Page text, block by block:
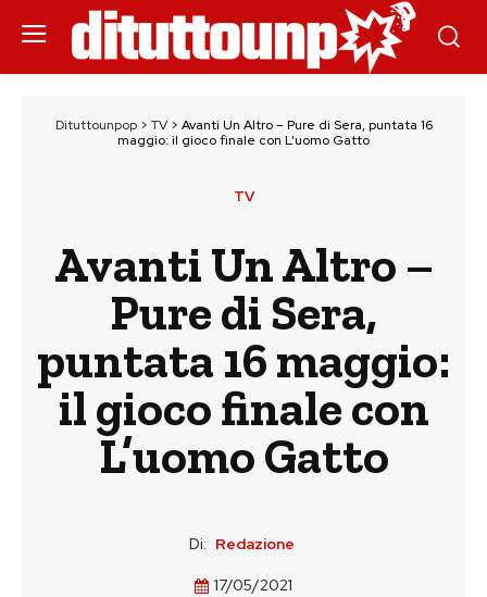
Dituttounpop> TV> Avanti Un Altro – Pure di Sera, puntata 16
maggio: il gioco finale con L’uomo Gatto
TV
Avanti Un Altro –
Pure di Sera,
puntata 16 maggio:
il gioco finale con
L’uomo Gatto
Di: Redazione
17/05/2021